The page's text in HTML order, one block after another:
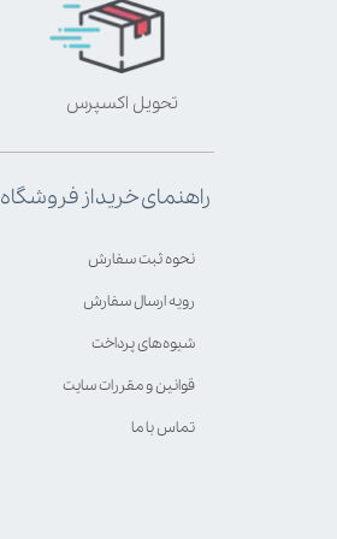
تحویل اکسپرس
راهنمای خرید از فروشگاه
نحوه ثبت سفارش
رویه ارسال سفارش
شیوه‌های پرداخت
قوانین و مقررات سایت
تماس با ما